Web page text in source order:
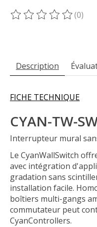
Ce produit est évalué à
(0)
Description
FICHE TECHNIQUE
CYAN-TW-
Interrupteur mural
Le CyanWallSwitch
avec intégration
gradation sans
installation facile.
boîtiers multi-gangs
commutateur peut
CyanControllers.